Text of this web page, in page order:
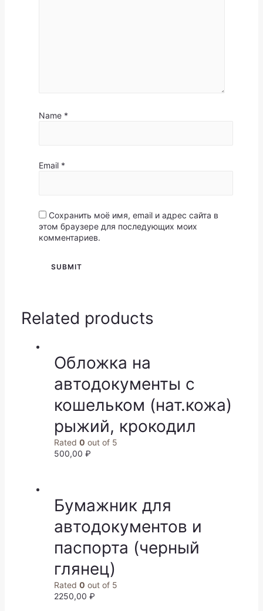
Name *
Email *
Сохранить моё имя, email и адрес сайта в
этом браузере для последующих моих
комментариев.
Related products
Обложка на
автодокументы с
кошельком (нат.кожа)
рыжий, крокодил
Rated 0 out of 5
500,00 ₽
Бумажник для
автодокументов и
паспорта (черный
глянец)
Rated 0 out of 5
2250,00 ₽